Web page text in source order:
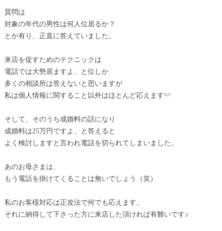
質問は
対象の年代の男性は何人位居るか？
とか有り、正直に答えていました。
来店を促すためのテクニックは
電話では大勢居ますよ、と位しか
多くの相談所は答えないと思いますが
私は個人情報に関すること以外はほとんど応えます^^
そして、そのうち成婚料の話になり
成婚料は25万円ですよ、と答えると
よく検討しますと言われ電話を切られてしまいました。
あのお母さまは、
もう電話を掛けてくることは無いでしょう（笑）
私のお客様対応は正攻法で何でも応えます。
それに納得して下さった方に来店した頂ければ有難いです♪